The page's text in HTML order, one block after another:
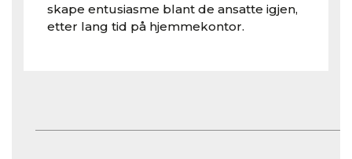
skape entusiasme blant de ansatte igjen,
etter lang tid på hjemmekontor.